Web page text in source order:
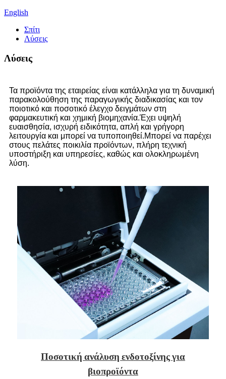
English
Σπίτι
Λύσεις
Λύσεις
Τα προϊόντα της εταιρείας είναι κατάλληλα για τη δυναμική
παρακολούθηση της παραγωγικής διαδικασίας και τον
ποιοτικό και ποσοτικό έλεγχο δειγμάτων στη
φαρμακευτική και χημική βιομηχανία.Έχει υψηλή
ευαισθησία, ισχυρή ειδικότητα, απλή και γρήγορη
λειτουργία και μπορεί να τυποποιηθεί.Μπορεί να παρέχει
στους πελάτες ποικιλία προϊόντων, πλήρη τεχνική
υποστήριξη και υπηρεσίες, καθώς και ολοκληρωμένη
λύση.
Ποσοτική ανάλυση ενδοτοξίνης για
βιοπροϊόντα